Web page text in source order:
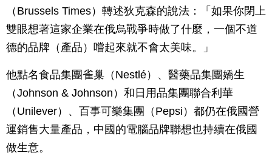
（Brussels Times）轉述狄克森的說法：「如果你閉上
雙眼想著這家企業在俄烏戰爭時做了什麼，一個不道
德的品牌（產品）嚐起來就不會太美味。」
他點名食品集團雀巢（Nestlé）、醫藥品集團嬌生
（Johnson & Johnson）和日用品集團聯合利華
（Unilever）、百事可樂集團（Pepsi）都仍在俄國營
運銷售大量產品，中國的電腦品牌聯想也持續在俄國
做生意。